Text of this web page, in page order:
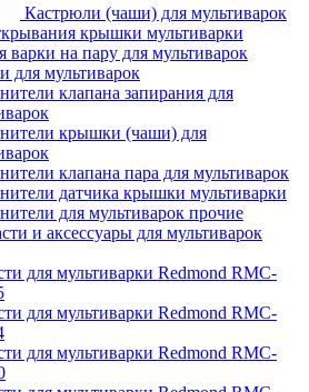
Кастрюли (чаши) для мультиварок
крышки мультиварки
варки на пару для мультиварок
для мультиварок
клапана запирания для
крышки (чаши) для
клапана пара для мультиварок
датчика крышки мультиварки
для мультиварок прочие
и аксессуары для мультиварок
для мультиварки Redmond RMC-
для мультиварки Redmond RMC-
для мультиварки Redmond RMC-